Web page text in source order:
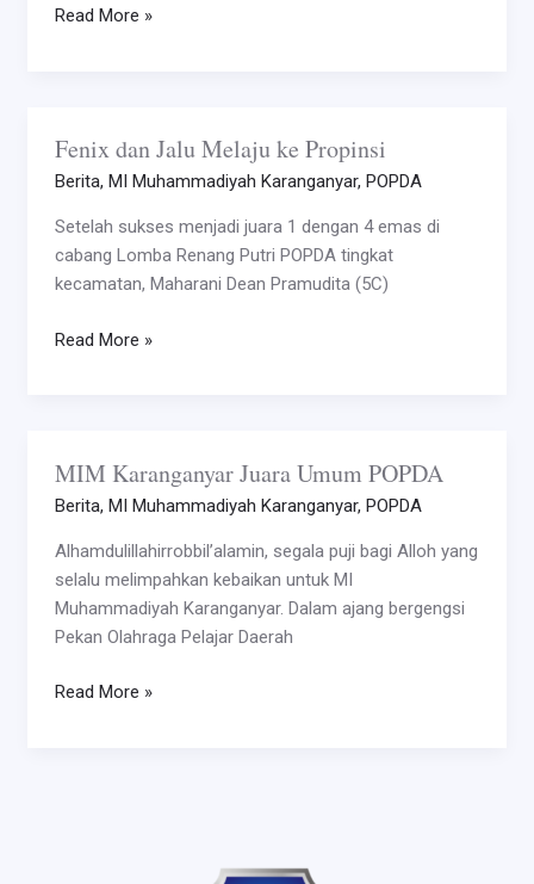
Read More »
Fenix dan Jalu Melaju ke Propinsi
Berita, MI Muhammadiyah Karanganyar, POPDA
Setelah sukses menjadi juara 1 dengan 4 emas di
cabang Lomba Renang Putri POPDA tingkat
kecamatan, Maharani Dean Pramudita (5C)
Fenix
dan
Melaju
ke
Propinsi
Read More »
MIM Karanganyar Juara Umum POPDA
Berita, MI Muhammadiyah Karanganyar, POPDA
Alhamdulillahirrobbil’alamin, segala puji bagi Alloh yang
selalu melimpahkan kebaikan untuk MI
Muhammadiyah Karanganyar. Dalam ajang bergengsi
Pekan Olahraga Pelajar Daerah
MIM
Karanganyar
Umum
POPDA
Read More »